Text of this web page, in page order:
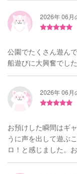
2026年 06月
公園でたくさん遊ん
船遊びに大興奮でし
2026年 06月
お預けした瞬間はギ
うに声を出して遊ぶ
ロ！と感じました。